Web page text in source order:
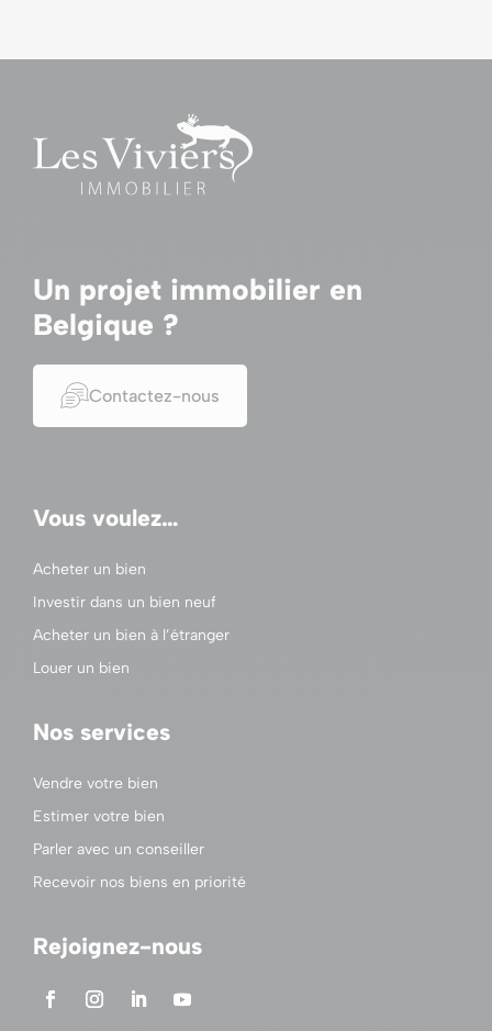
Un projet immobilier en
Belgique ?
Contactez-nous
Vous voulez…
Acheter un bien
Investir dans un bien neuf
Acheter un bien à l’étranger
Louer un bien
Nos services
Vendre votre bien
Estimer votre bien
Parler avec un conseiller
Recevoir nos biens en priorité
Rejoignez-nous